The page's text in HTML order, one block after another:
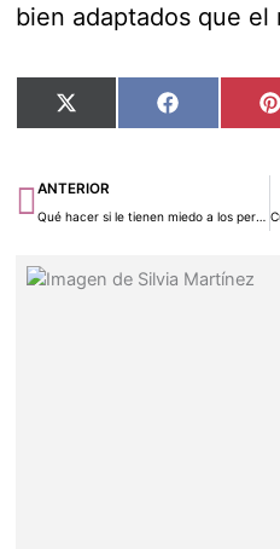
bien adaptados que el
Compartir
en
X
(Twitter)
Compartir
en
Facebook
Ant
ANTERIOR
Qué hacer si le tienen miedo a los perros